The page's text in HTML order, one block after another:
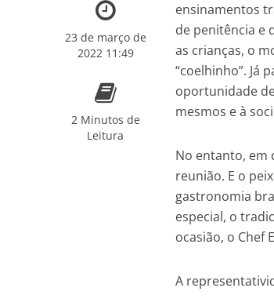
23 de março de
2022 11:49
2 Minutos de
Leitura
ensinamentos
de penitência e
as crianças, o
“coelhinho”. Já
oportunidade
mesmos e à
No entanto, em
reunião. E o
gastronomia
especial, o
ocasião, o Chef
A